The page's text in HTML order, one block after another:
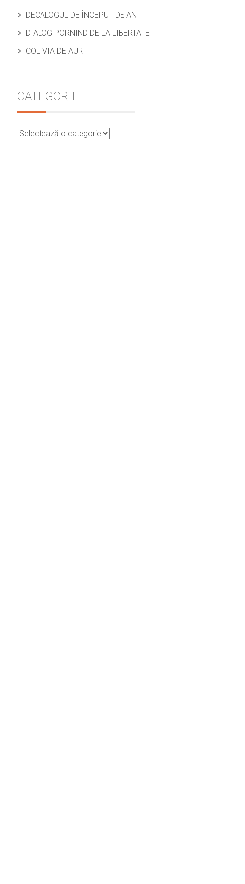
DECALOGUL DE ÎNCEPUT DE AN
DIALOG PORNIND DE LA LIBERTATE
COLIVIA DE AUR
CATEGORII